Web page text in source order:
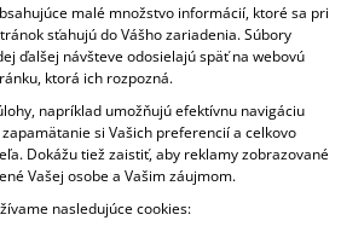
malé množstvo informácií, ktoré sa pri
sťahujú do Vášho zariadenia. Súbory
ďalšej návšteve odosielajú späť na webovú
ktorá ich rozpozná.
napríklad umožňujú efektívnu navigáciu
si Vašich preferencií a celkovo
Dokážu tiež zaistiť, aby reklamy zobrazované
Vašej osobe a Vašim záujmom.
nasledujúce cookies: